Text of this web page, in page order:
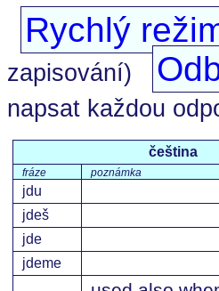
Rychlý
zapisování)
napsat každou
čeština
fráze poznámka
jdu
jdeš
jde
jdeme